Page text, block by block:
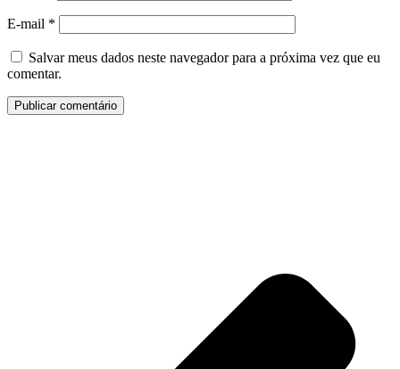
E-mail *
Salvar meus dados neste navegador para a próxima vez que eu
comentar.